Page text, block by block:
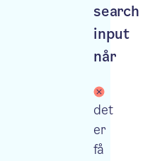
search
input
når
det
er
få